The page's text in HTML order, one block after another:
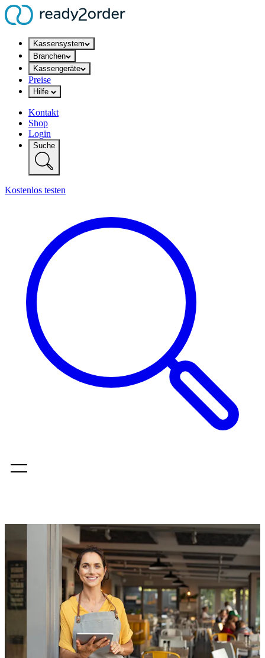
Kassensystem
Branchen
Kassengeräte
Preise
Hilfe
Kontakt
Shop
Login
Suche
Kostenlos testen